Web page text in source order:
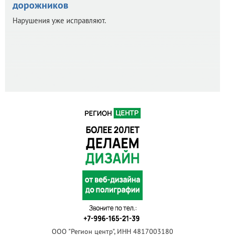
дорожников
Нарушения уже исправляют.
ООО "Регион центр", ИНН 4817003180